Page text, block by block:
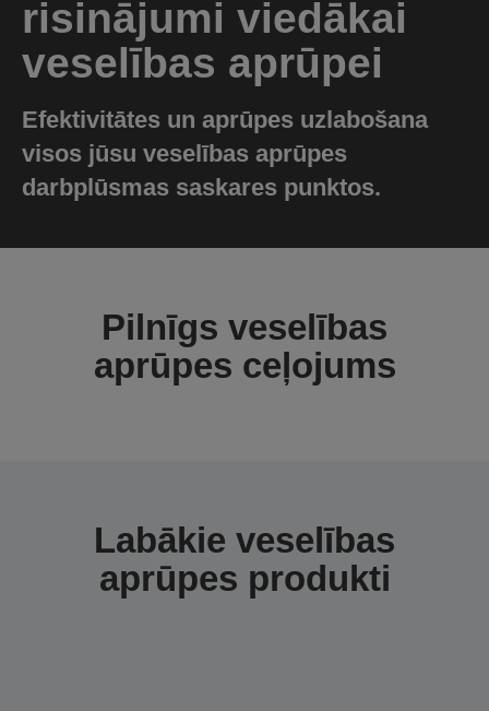
risinājumi viedākai
veselības aprūpei
Efektivitātes un aprūpes uzlabošana
visos jūsu veselības aprūpes
darbplūsmas saskares punktos.
Pilnīgs veselības
aprūpes ceļojums
Labākie veselības
aprūpes produkti